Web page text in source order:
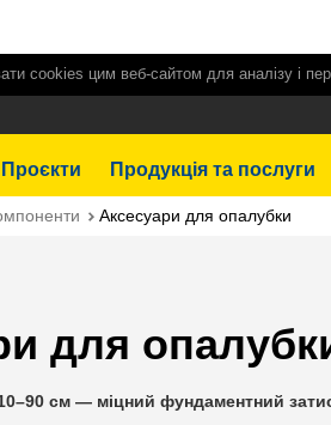
cookies цим веб-сайтом для аналізу і
Проєкти Продукція та послуги
Аксесуари для опалубки
для
см — міцний фундаментний